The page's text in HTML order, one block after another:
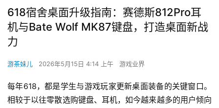
618宿舍桌面升级指南：赛德斯812Pro耳
机与Bate Wolf MK87键盘，打造桌面新战
力
游茶妹儿 2026年5月15日 4:14 上午 游戏业界
每年618，都是学生与游戏玩家更新桌面装备的关键窗口。
相较于以往零散选购键盘、耳机，如今越来越多的用户倾向